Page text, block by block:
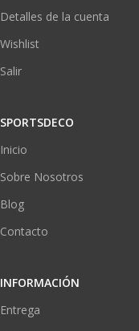
Detalles de la cuenta
Wishlist
Salir
SPORTSDECO
Inicio
Sobre Nosotros
Blog
Contacto
INFORMACIÓN
Entrega